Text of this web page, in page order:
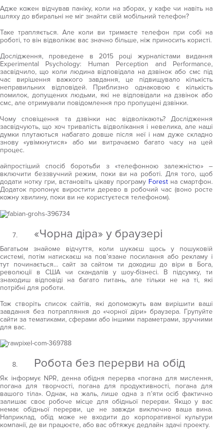
Адже кожен відчував паніку, коли на зборах, у кафе чи навіть на
шляху до вбиральні не міг знайти свій мобільний телефон?
Таке трапляється. Але коли ви тримаєте телефон при собі на
роботі, то він відволікає вас значно більше, ніж приносить користі.
Дослідження, проведене в 2015 році журналістами видання
Experimental Psychology: Human Perception and Performance,
засвідчило, що коли людина відповідала на дзвінок або смс під
час вирішення важкого завдання, це підвищувало кількість
неправильних відповідей. Приблизно однаковою є кількість
помилок, допущених людьми, які не відповідали на дзвінок або
смс, але отримували повідомлення про пропущені дзвінки.
Чому сповіщення та дзвінки нас відволікають? Дослідження
засвідчують, що хоч тривалість відволікання і невелика, але наші
думки плутаються набагато довше після неї і нам дуже складно
знову «увімкнутися» або ми витрачаємо багато часу на цей
процес.
айпростіший спосіб боротьби з «телефонною залежністю» –
включити беззвучний режим, поки ви на роботі. Для того, щоб
додати нотку гри, встановіть цікаву програму Forest на смартфон.
Додаток пропонує виростити дерево в робочий час (воно росте
кожну хвилину, поки ви не користуєтеся телефоном).
«Чорна діра» у браузері
Багатьом знайоме відчуття, коли шукаєш щось у пошуковій
системі, потім натискаєш на пов’язане посилання або рекламу і
тут починається… сайт за сайтом ти доходиш до віри в Бога,
революції в США чи скандалів у шоу-бізнесі. В підсумку, ти
знаходиш відповіді на багато питань, але тільки не на ті, які
потрібні для роботи.
Тож створіть список сайтів, які допоможуть вам вирішити ваші
завдання без потрапляння до «чорної діри» браузера. Групуйте
сайти за тематиками, сферами або іншими параметрами, зручними
для вас.
Робота без перерви на обід
Як інформує NPR, денна обідня перерва «погана для мислення,
погана для творчості, погана для продуктивності, погана для
вашого тіла». Однак, на жаль, лише одна з п’яти осіб фактично
залишає своє робоче місце для обідньої перерви. Якщо у вас
немає обідньої перерви, це не завжди виключно ваша вина.
Наприклад, обід може не входити до корпоративної культури
компанії, де ви працюєте, або вас обтяжує дедлайн здачі проекту.